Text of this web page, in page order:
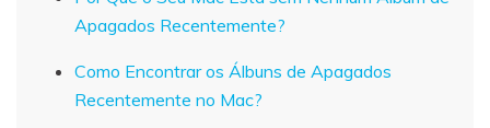
Apagados Recentemente?
Como Encontrar os Álbuns de Apagados
Recentemente no Mac?